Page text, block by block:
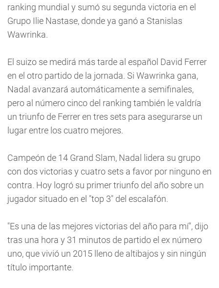
ranking mundial y sumó su segunda victoria en el
Grupo Ilie Nastase, donde ya ganó a Stanislas
Wawrinka.
El suizo se medirá más tarde al español David Ferrer
en el otro partido de la jornada. Si Wawrinka gana,
Nadal avanzará automáticamente a semifinales,
pero al número cinco del ranking también le valdría
un triunfo de Ferrer en tres sets para asegurarse un
lugar entre los cuatro mejores.
Campeón de 14 Grand Slam, Nadal lidera su grupo
con dos victorias y cuatro sets a favor por ninguno en
contra. Hoy logró su primer triunfo del año sobre un
jugador situado en el "top 3" del escalafón.
"Es una de las mejores victorias del año para mí", dijo
tras una hora y 31 minutos de partido el ex número
uno, que vivió un 2015 lleno de altibajos y sin ningún
título importante.